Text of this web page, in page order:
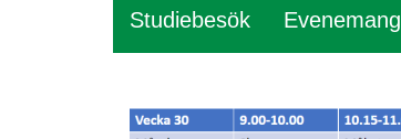
Studiebesök Evenemang